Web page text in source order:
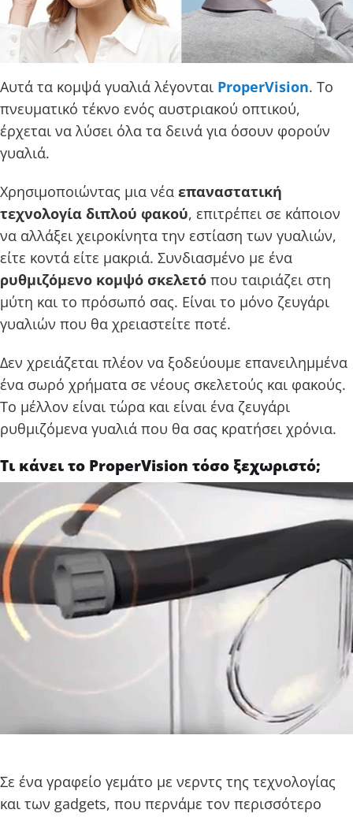
Αυτά τα κομψά γυαλιά λέγονται ProperVision. Το
πνευματικό τέκνο ενός αυστριακού οπτικού,
έρχεται να λύσει όλα τα δεινά για όσουν φορούν
γυαλιά.
Χρησιμοποιώντας μια νέα επαναστατική
τεχνολογία διπλού φακού, επιτρέπει σε κάποιον
να αλλάξει χειροκίνητα την εστίαση των γυαλιών,
είτε κοντά είτε μακριά. Συνδιασμένο με ένα
ρυθμιζόμενο κομψό σκελετό που ταιριάζει στη
μύτη και το πρόσωπό σας. Είναι το μόνο ζευγάρι
γυαλιών που θα χρειαστείτε ποτέ.
Δεν χρειάζεται πλέον να ξοδεύουμε επανειλημμένα
ένα σωρό χρήματα σε νέους σκελετούς και φακούς.
Το μέλλον είναι τώρα και είναι ένα ζευγάρι
ρυθμιζόμενα γυαλιά που θα σας κρατήσει χρόνια.
Τι κάνει το ProperVision τόσο ξεχωριστό;
Σε ένα γραφείο γεμάτο με νερντς της τεχνολογίας
και των gadgets, που περνάμε τον περισσότερο